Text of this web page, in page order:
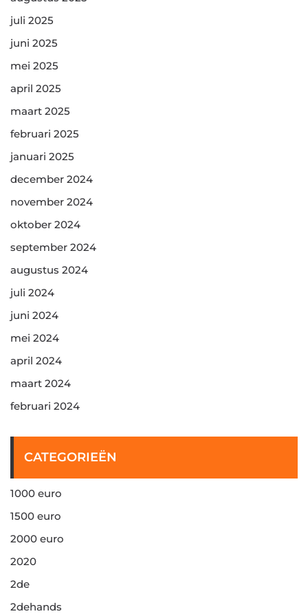
juli 2025
juni 2025
mei 2025
april 2025
maart 2025
februari 2025
januari 2025
december 2024
november 2024
oktober 2024
september 2024
augustus 2024
juli 2024
juni 2024
mei 2024
april 2024
maart 2024
februari 2024
CATEGORIEËN
1000 euro
1500 euro
2000 euro
2020
2de
2dehands